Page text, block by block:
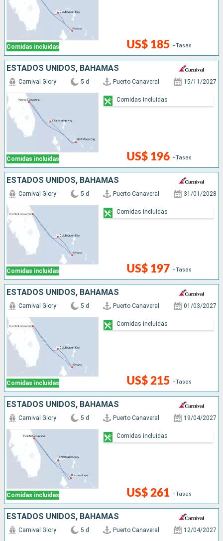
Comidas incluidas US$ 185 +Tasas
ESTADOS UNIDOS, BAHAMAS
Comidas incluidas
Carnival Glory 5 d Puerto Canaveral 15/11/2027
US$ 196 +Tasas
Comidas incluidas
ESTADOS UNIDOS, BAHAMAS
Comidas incluidas
Carnival Glory 5 d Puerto Canaveral 31/01/2028
US$ 197 +Tasas
Comidas incluidas
ESTADOS UNIDOS, BAHAMAS
Comidas incluidas
Carnival Glory 5 d Puerto Canaveral 01/03/2027
US$ 215 +Tasas
Comidas incluidas
ESTADOS UNIDOS, BAHAMAS
Comidas incluidas
Carnival Glory 5 d Puerto Canaveral 19/04/2027
US$ 261 +Tasas
Comidas incluidas
ESTADOS UNIDOS, BAHAMAS
Carnival Glory 5 d Puerto Canaveral 12/04/2027